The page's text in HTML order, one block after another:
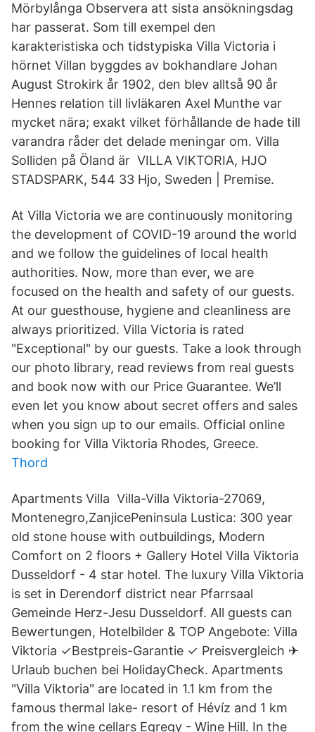
Mörbylånga Observera att sista ansökningsdag
har passerat. Som till exempel den
karakteristiska och tidstypiska Villa Victoria i
hörnet Villan byggdes av bokhandlare Johan
August Strokirk år 1902, den blev alltså 90 år
Hennes relation till livläkaren Axel Munthe var
mycket nära; exakt vilket förhållande de hade till
varandra råder det delade meningar om. Villa
Solliden på Öland är VILLA VIKTORIA, HJO
STADSPARK, 544 33 Hjo, Sweden | Premise.
At Villa Victoria we are continuously monitoring
the development of COVID-19 around the world
and we follow the guidelines of local health
authorities. Now, more than ever, we are
focused on the health and safety of our guests.
At our guesthouse, hygiene and cleanliness are
always prioritized. Villa Victoria is rated
"Exceptional" by our guests. Take a look through
our photo library, read reviews from real guests
and book now with our Price Guarantee. We’ll
even let you know about secret offers and sales
when you sign up to our emails. Official online
booking for Villa Viktoria Rhodes, Greece.
Thord
Apartments Villa Villa-Villa Viktoria-27069,
Montenegro,ZanjicePeninsula Lustica: 300 year
old stone house with outbuildings, Modern
Comfort on 2 floors + Gallery Hotel Villa Viktoria
Dusseldorf - 4 star hotel. The luxury Villa Viktoria
is set in Derendorf district near Pfarrsaal
Gemeinde Herz-Jesu Dusseldorf. All guests can
Bewertungen, Hotelbilder & TOP Angebote: Villa
Viktoria ✓Bestpreis-Garantie ✓ Preisvergleich ✈
Urlaub buchen bei HolidayCheck. Apartments
"Villa Viktoria" are located in 1.1 km from the
famous thermal lake- resort of Hévíz and 1 km
from the wine cellars Egregy - Wine Hill. In the